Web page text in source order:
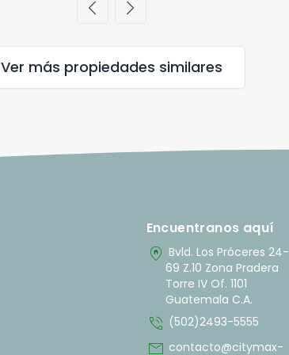
chevron_left chevron_right
Ver más propiedades similares
Encuentranos aquí
home_pin Bvld. Los Próceres 24-
69 Z.10 Zona Pradera
Torre IV Of. 1101
Guatemala C.A.
phone_in_talk (502)2493-5555
mail contacto@citymax-